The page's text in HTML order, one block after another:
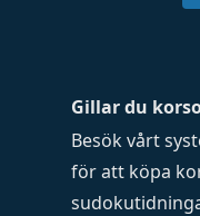
Gillar du
Besök vårt
för att köpa